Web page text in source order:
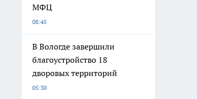
МФЦ
08:45
В Вологде завершили
благоустройство 18
дворовых территорий
05:30